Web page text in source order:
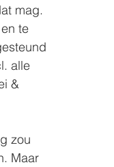
mag.
te
alle
&
zou
Maar